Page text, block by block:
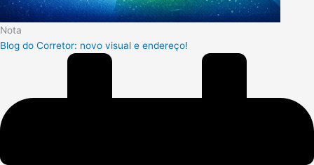
Nota
Blog do Corretor: novo visual e endereço!